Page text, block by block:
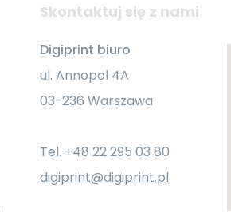
Skontaktuj się z nami
Digiprint biuro
ul. Annopol 4A
03-236 Warszawa
Tel. +48 22 295 03 80
digiprint@digiprint.pl